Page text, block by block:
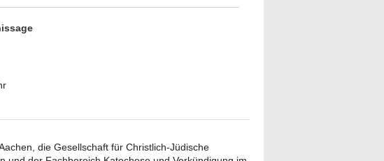
die Gesellschaft für Christlich-Jüdische